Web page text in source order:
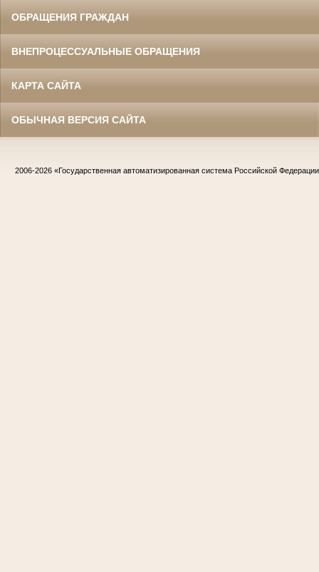
ОБРАЩЕНИЯ ГРАЖДАН
ВНЕПРОЦЕССУАЛЬНЫЕ ОБРАЩЕНИЯ
КАРТА САЙТА
ОБЫЧНАЯ ВЕРСИЯ САЙТА
2006-2026 «Государственная автоматизированная система Российской